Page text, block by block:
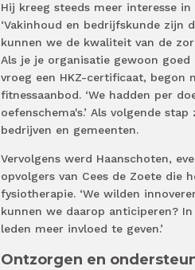
Hij kreeg steeds meer interesse
‘Vakinhoud en bedrijfskunde zijn
kunnen we de kwaliteit van de
Als je je organisatie gewoon
vroeg een HKZ-certificaat, begon
fitnessaanbod. ‘We hadden per
oefenschema's.’ Als volgende
bedrijven en gemeenten.
Vervolgens werd Haanschoten,
opvolgers van Cees de Zoete die
fysiotherapie. ‘We wilden
kunnen we daarop anticiperen?
leden meer invloed te geven.’
Ontzorgen en